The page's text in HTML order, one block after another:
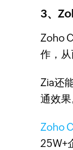
3、
Zoho
作，
Zia还
通效果
Zoho
25W+